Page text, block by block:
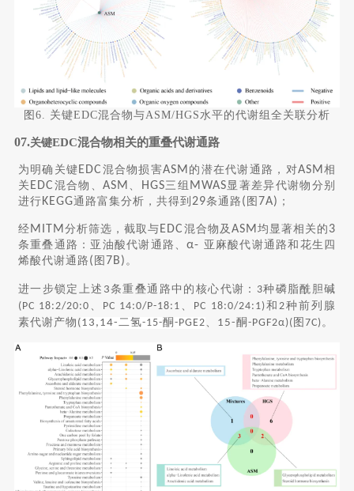
图6. 关键EDC混合物与ASM/HGS水平的代谢组全关联分析
07.关键EDC混合物相关的重叠代谢通路
为明确关键 EDC 混合物损害ASM 的潜在代谢通路，对ASM 相
关 EDC 混合物、ASM HGS三组 MWAS显著差异代谢物分别
进行 KEGG通路富集分析，共得到 29条通路 ( 图 7A) ；
经 MITM 分析筛选，截取与 EDC 混合物及 ASM 均显著相关的 3
条重叠通路：亚油酸代谢通路、α- 亚麻酸代谢通路和花生四
烯酸代谢通路 ( 图 7B) 。
进一步锁定上述 3条重叠通路中的核心代谢： 3种磷脂酰胆碱
(PC 18:2/20:0
PC 14:0/P-18:1 PC 18:0/24:1)和 2种前列腺
素代谢产物 ( 13,14- 二氢-15-酮 -PGE2 15-酮 -PGF2α)( 图 7C) 。